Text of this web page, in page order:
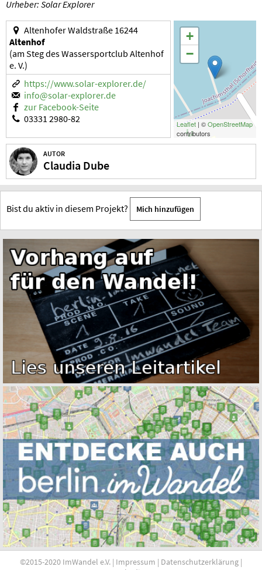
Urheber: Solar Explorer
+
−
Leaflet| ©OpenStreetMap
contributors
Altenhofer Waldstraße 16244
Altenhof
(am Steg des Wassersportclub Altenhof
e. V.)
https://www.solar-explorer.de/
info@solar-explorer.de
zur Facebook-Seite
03331 2980-82
AUTOR
Claudia Dube
Bist du aktiv in diesem Projekt? Mich hinzufügen
©2015-2020 ImWandel e.V. | Impressum | Datenschutzerklärung |